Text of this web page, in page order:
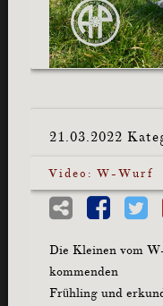
21.03.2022
Video: W-Wurf
Die Kleinen vom
kommenden
Frühling und